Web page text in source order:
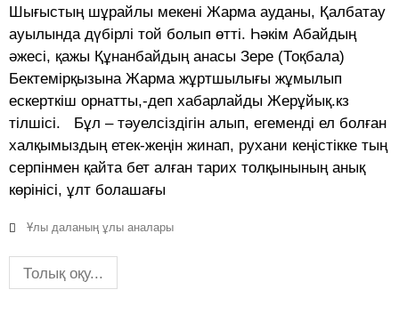
Шығыстың шұрайлы мекені Жарма ауданы, Қалбатау
ауылында дүбірлі той болып өтті. Һәкім Абайдың
әжесі, қажы Құнанбайдың анасы Зере (Тоқбала)
Бектемірқызына Жарма жұртшылығы жұмылып
ескерткіш орнатты,-деп хабарлайды Жерұйық.кз
тілшісі. Бұл – тәуелсіздігін алып, егеменді ел болған
халқымыздың етек-жеңін жинап, рухани кеңістікке тың
серпінмен қайта бет алған тарих толқынының анық
көрінісі, ұлт болашағы
Ұлы даланың ұлы аналары
Толық оқу...